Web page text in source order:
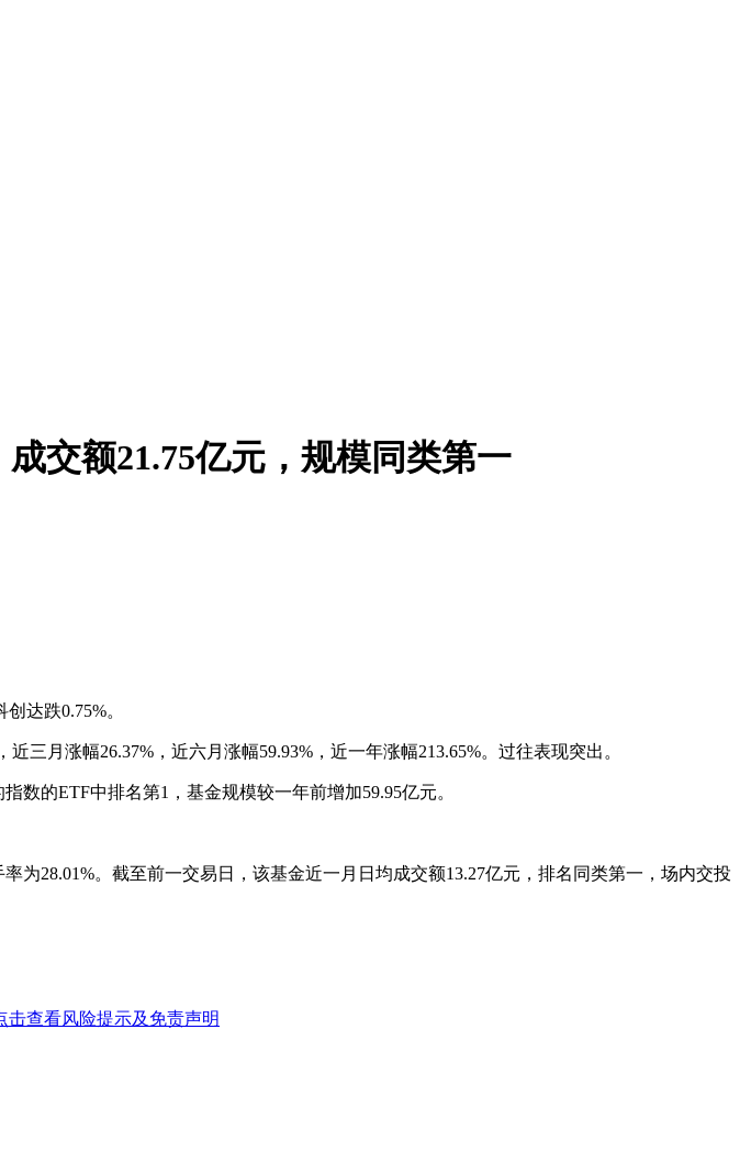
交额21.75亿元，规模同类第一
达跌0.75%。
三月涨幅26.37%，近六月涨幅59.93%，近一年涨幅213.65%。过往表现突出。
数的ETF中排名第1，基金规模较一年前增加59.95亿元。
为28.01%。截至前一交易日，该基金近一月日均成交额13.27亿元，排名同类第一，场内交投
击查看风险提示及免责声明